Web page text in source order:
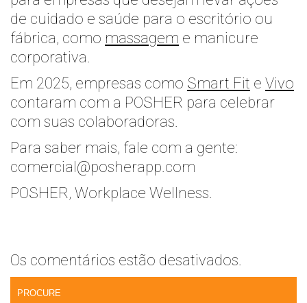
de cuidado e saúde para o escritório ou
fábrica, como massagem e manicure
corporativa.
Em 2025, empresas como Smart Fit e Vivo
contaram com a POSHER para celebrar
com suas colaboradoras.
Para saber mais, fale com a gente:
comercial@posherapp.com
POSHER, Workplace Wellness.
Os comentários estão desativados.